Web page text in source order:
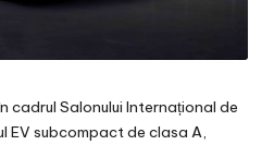
cadrul Salonului Internațional de
EV subcompact de clasa A,